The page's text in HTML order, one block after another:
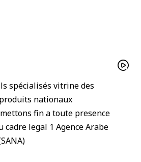
spécialisés vitrine des
nationaux